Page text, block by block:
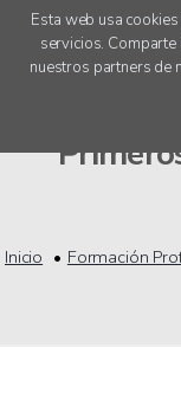
Esta web usa
servicios.
nuestros partners de
Inicio Formación